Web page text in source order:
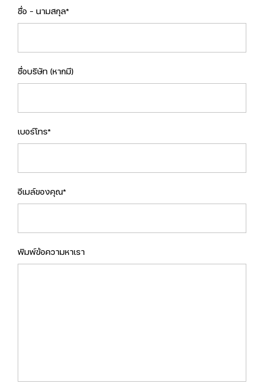
ชื่อ - นามสกุล*
ชื่อบริษัท (หากมี)
เบอร์โทร*
อีเมล์ของคุณ*
พิมพ์ข้อความหาเรา